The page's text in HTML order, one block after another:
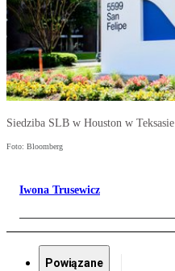
Siedziba SLB w Houston w Teksasie
Foto: Bloomberg
Iwona Trusewicz
Powiązane